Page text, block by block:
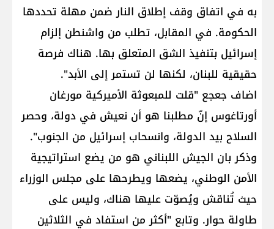
به في اتفاق وقف إطلاق النار ضمن مهلة تحددها
الحكومة. في المقابل، تطلب من واشنطن إلزام
إسرائيل بتنفيذ الشق المتعلق بها. هناك فرصة
حقيقية للبنان، لكنها لن تستمر إلى الأبد".
اضاف جعجع "قلت للمبعوثة الأميركية مورغان
أورتاغوس إنّ مطلبنا هو أن نعيش في دولة، وحصر
السلاح بيد الدولة، وانسحاب إسرائيل من الجنوب".
وذكر بان الجيش اللبناني هو من يضع استراتيجية
الأمن الوطني، يضعها ويطرحها على مجلس الوزراء
حيث تُناقش ويُصوّت عليها هناك، وليس على
طاولة حوار. وتابع "أكثر من استفاد في الثلاثين